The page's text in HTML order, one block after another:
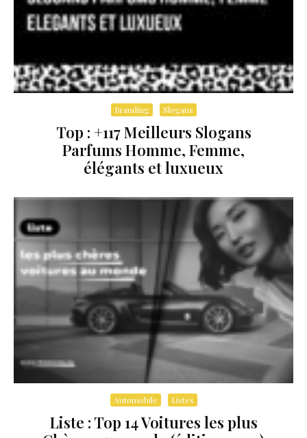
Branding Slogans
Top : +117 Meilleurs Slogans
Parfums Homme, Femme,
élégants et luxueux
Automobile Listes
Liste : Top 14 Voitures les plus